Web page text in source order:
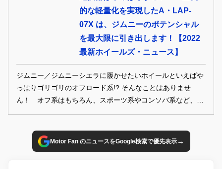
的な軽量化を実現したA・LAP-
07X は、ジムニーのポテンシャル
を最大限に引き出します！【2022
最新ホイールズ・ニュース】
ジムニー／ジムニーシエラに履かせたいホイールといえばや
っぱりゴリゴリのオフロード系!? そんなことはありませ
ん！ オフ系はもちろん、スポーツ系やコンソバ系など、
14本をご紹介します！
Motor Fan のニュースをGoogle検索で優先表示→